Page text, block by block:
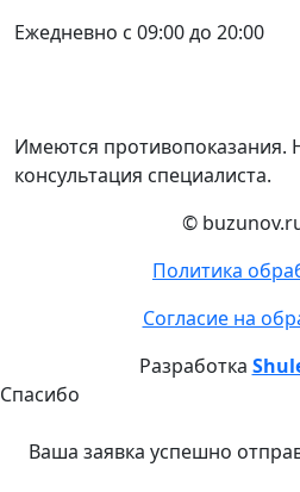
Ежедневно с 09:00 до 20:00
Имеются противопоказания.
консультация специалиста.
©
Политика
Согласие на
Разработка
Спасибо
Ваша заявка успешно